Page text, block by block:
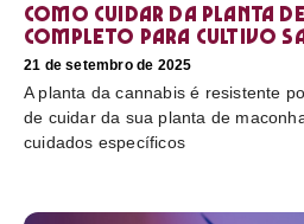
Como cuidar da planta
completo para cultivo
21 de setembro de 2025
A planta da cannabis é resistente
de cuidar da sua planta de
cuidados específicos